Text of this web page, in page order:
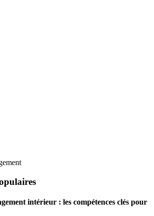
intérieur : les compétences clés pour